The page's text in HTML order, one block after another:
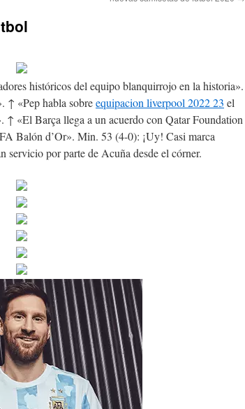
históricos del equipo blanquirrojo en la historia».
↑ «Pep habla sobreequipacion liverpool 2022 23 el
«El Barça llega a un acuerdo con Qatar Foundation
Balón d’Or». Min. 53 (4-0): ¡Uy! Casi marca
servicio por parte de Acuña desde el córner.